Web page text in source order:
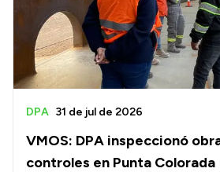
VMOS: DPA inspeccionó
controles en Punta Colorada
DPA 31 de jul de 2026